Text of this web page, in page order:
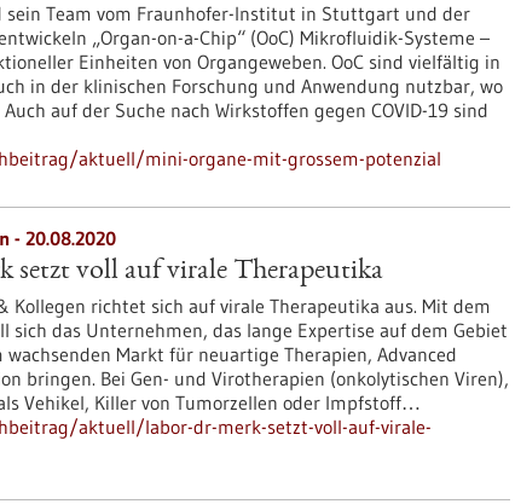
sein Team vom Fraunhofer-Institut in Stuttgart und der
„Organ-on-a-Chip“ (OoC) Mikrofluidik-Systeme –
Einheiten von Organgeweben. OoC sind vielfältig in
in der klinischen Forschung und Anwendung nutzbar, wo
auf der Suche nach Wirkstoffen gegen COVID-19 sind
aktuell/mini-organe-mit-grossem-potenzial
- 20.08.2020
setzt voll auf virale Therapeutika
Kollegen richtet sich auf virale Therapeutika aus. Mit dem
sich das Unternehmen, das lange Expertise auf dem Gebiet
Markt für neuartige Therapien, Advanced
bringen. Bei Gen- und Virotherapien (onkolytischen Viren),
Vehikel, Killer von Tumorzellen oder Impfstoff…
aktuell/labor-dr-merk-setzt-voll-auf-virale-